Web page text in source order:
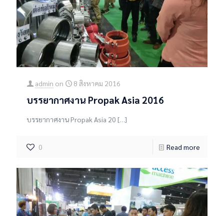
admin on 8 สิงหาคม 2016
บรรยากาศงาน Propak Asia 2016
บรรยากาศงาน Propak Asia 20 […]
0 Read more